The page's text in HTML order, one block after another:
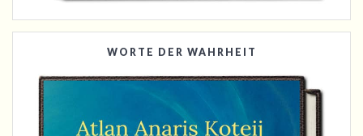
WORTE DER WAHRHEIT